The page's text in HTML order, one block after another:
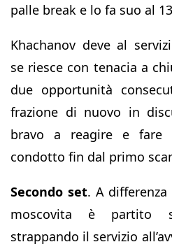
palle break e lo fa suo al
Khachanov deve al
se riesce con tenacia a
due opportunità
frazione di nuovo in
bravo a reagire e
condotto fin dal primo
Secondo set. A
moscovita è partito
strappando il servizio